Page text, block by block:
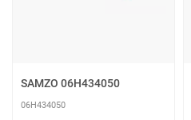
SAMZO 06H434050
06H434050